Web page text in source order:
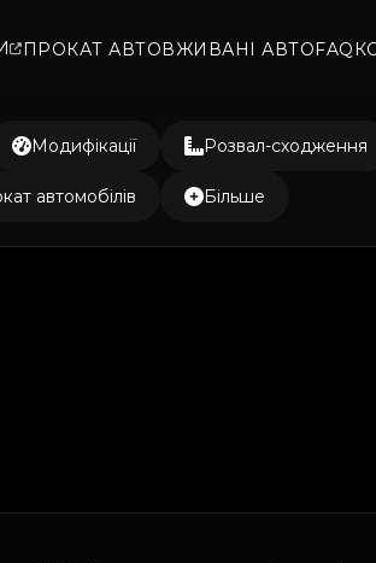
ПРОКАТ АВТОВЖИВАНІ АВТОFAQ
Модифікації Розвал-сходження
автомобілів Більше